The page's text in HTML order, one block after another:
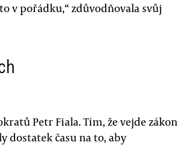
v pořádku,“ zdůvodňovala svůj
Petr Fiala. Tím, že vejde zákon
dostatek času na to, aby